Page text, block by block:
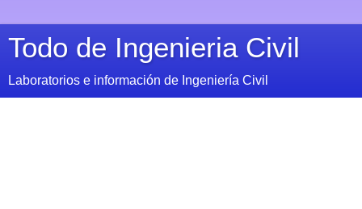
Todo de Ingenieria Civil
Laboratorios e información de Ingeniería Civil